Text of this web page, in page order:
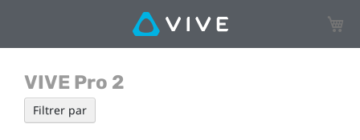
Mon
VIVE Pro 2
Filtrer par